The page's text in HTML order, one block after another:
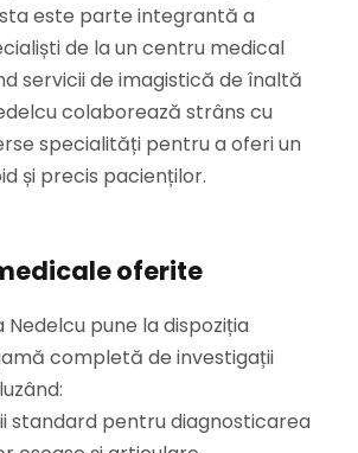
este parte integrantă a
de la un centru medical
servicii de imagistică de înaltă
colaborează strâns cu
specialități pentru a oferi un
și precis pacienților.
oferite
Nedelcu pune la dispoziția
completă de investigații
standard pentru diagnosticarea